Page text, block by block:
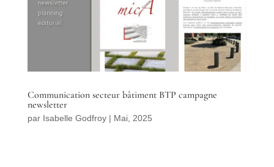
Communication secteur bâtiment BTP campagne
newsletter
par Isabelle Godfroy| Mai, 2025